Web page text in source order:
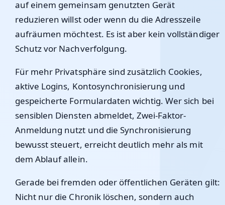
auf einem gemeinsam genutzten Gerät
reduzieren willst oder wenn du die Adresszeile
aufräumen möchtest. Es ist aber kein vollständiger
Schutz vor Nachverfolgung.
Für mehr Privatsphäre sind zusätzlich Cookies,
aktive Logins, Kontosynchronisierung und
gespeicherte Formulardaten wichtig. Wer sich bei
sensiblen Diensten abmeldet, Zwei-Faktor-
Anmeldung nutzt und die Synchronisierung
bewusst steuert, erreicht deutlich mehr als mit
dem Ablauf allein.
Gerade bei fremden oder öffentlichen Geräten gilt:
Nicht nur die Chronik löschen, sondern auch